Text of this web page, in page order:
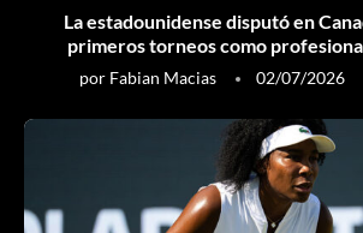
La estadounidense disputó en
primeros torneos como
por Fabian Macias 02/07/2026